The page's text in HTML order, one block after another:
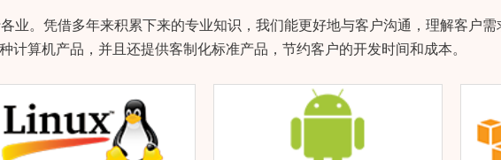
业。凭借多年来积累下来的专业知识，我们能更好地与客户沟通，理解客户
计算机产品，并且还提供客制化标准产品，节约客户的开发时间和成本。